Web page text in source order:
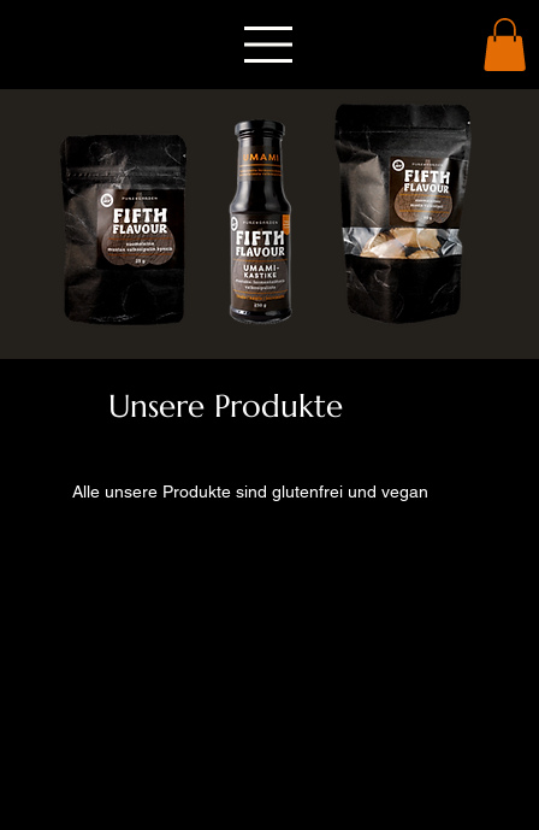
Unsere Produkte
Alle unsere Produkte sind glutenfrei und vegan